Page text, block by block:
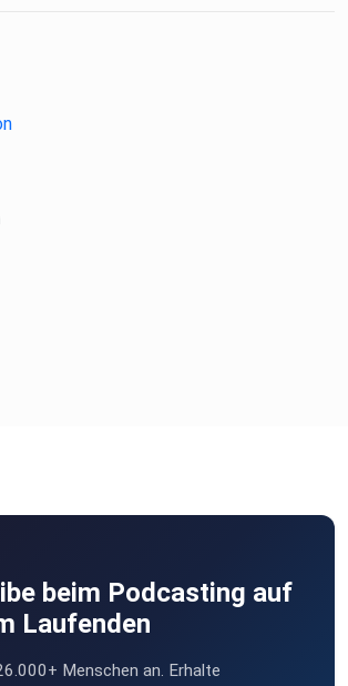
beim Podcasting auf
Laufenden
Menschen an. Erhalte